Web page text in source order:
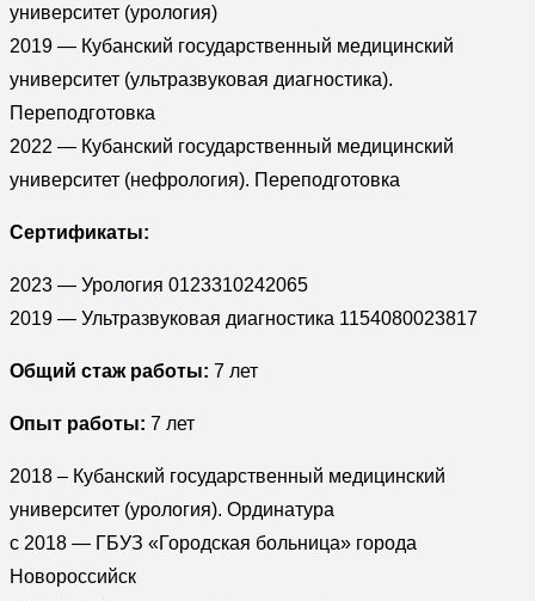
университет (урология)
2019 — Кубанский государственный медицинский
университет (ультразвуковая диагностика).
Переподготовка
2022 — Кубанский государственный медицинский
университет (нефрология). Переподготовка
Сертификаты:
2023 — Урология 0123310242065
2019 — Ультразвуковая диагностика 1154080023817
Общий стаж работы: 7 лет
Опыт работы: 7 лет
2018 – Кубанский государственный медицинский
университет (урология). Ординатура
с 2018 — ГБУЗ «Городская больница» города
Новороссийск